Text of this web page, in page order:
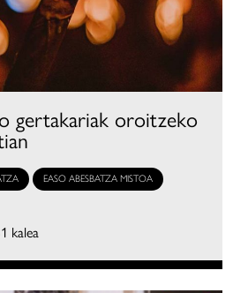
gertakariak oroitzeko
EASO ABESBATZA MISTOA
kalea